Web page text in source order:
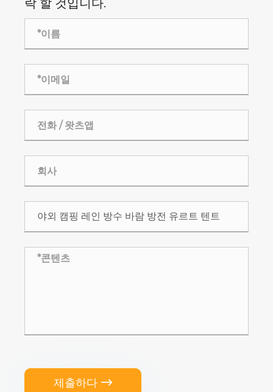
락 할 것입니다.
제출하다 